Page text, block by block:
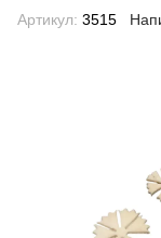
Артикул: 3515